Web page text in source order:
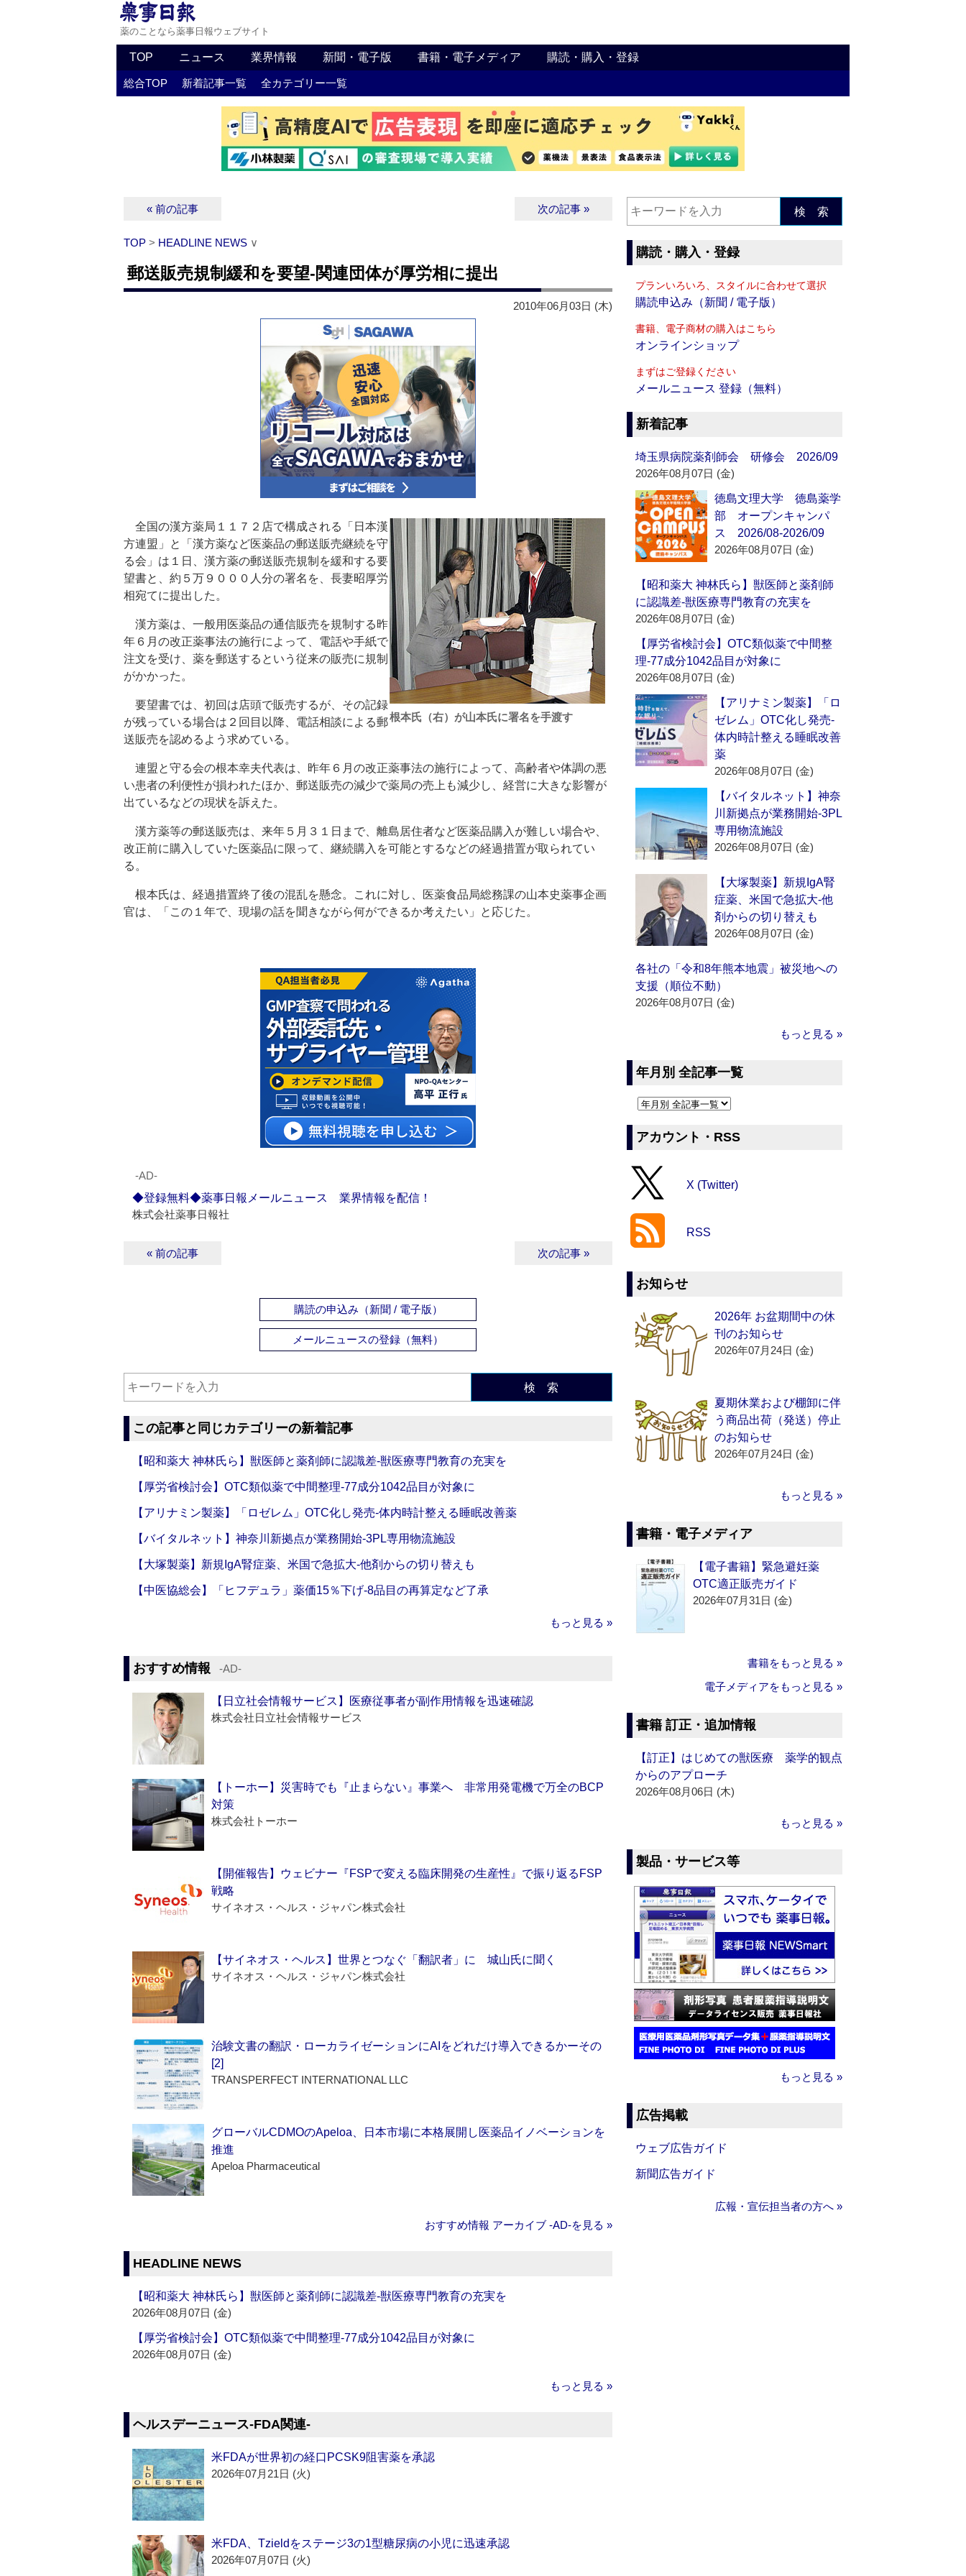
薬のことなら薬事日報ウェブサイト
TOP ニュース 業界情報 新聞・電子版 書籍・電子メディア 購読・購入・登録
総合TOP 新着記事一覧 全カテゴリー一覧
« 前の記事 次の記事 »
TOP > HEADLINE NEWS ∨
郵送販売規制緩和を要望‐関連団体が厚労相に提出
2010年06月03日 (木)
根本氏（右）が山本氏に署名を手渡す
全国の漢方薬局１１７２店で構成される「日本漢
方連盟」と「漢方薬など医薬品の郵送販売継続を守
る会」は１日、漢方薬の郵送販売規制を緩和する要
望書と、約５万９０００人分の署名を、長妻昭厚労
相宛てに提出した。
漢方薬は、一般用医薬品の通信販売を規制する昨
年６月の改正薬事法の施行によって、電話や手紙で
注文を受け、薬を郵送するという従来の販売に規制
がかかった。
要望書では、初回は店頭で販売するが、その記録
が残っている場合は２回目以降、電話相談による郵
送販売を認めるよう求めている。
連盟と守る会の根本幸夫代表は、昨年６月の改正薬事法の施行によって、高齢者や体調の悪
い患者の利便性が損われたほか、郵送販売の減少で薬局の売上も減少し、経営に大きな影響が
出ているなどの現状を訴えた。
漢方薬等の郵送販売は、来年５月３１日まで、離島居住者など医薬品購入が難しい場合や、
改正前に購入していた医薬品に限って、継続購入を可能とするなどの経過措置が取られてい
る。
根本氏は、経過措置終了後の混乱を懸念。これに対し、医薬食品局総務課の山本史薬事企画
官は、「この１年で、現場の話を聞きながら何ができるか考えたい」と応じた。
‐AD‐
◆登録無料◆薬事日報メールニュース 業界情報を配信！
株式会社薬事日報社
« 前の記事 次の記事 »
購読の申込み（新聞 / 電子版）
メールニュースの登録（無料）
検 索
この記事と同じカテゴリーの新着記事
【昭和薬大 神林氏ら】獣医師と薬剤師に認識差‐獣医療専門教育の充実を
【厚労省検討会】OTC類似薬で中間整理‐77成分1042品目が対象に
【アリナミン製薬】「ロゼレム」OTC化し発売‐体内時計整える睡眠改善薬
【バイタルネット】神奈川新拠点が業務開始‐3PL専用物流施設
【大塚製薬】新規IgA腎症薬、米国で急拡大‐他剤からの切り替えも
【中医協総会】「ヒフデュラ」薬価15％下げ‐8品目の再算定など了承
もっと見る »
おすすめ情報 ‐AD‐
【日立社会情報サービス】医療従事者が副作用情報を迅速確認
株式会社日立社会情報サービス
【トーホー】災害時でも『止まらない』事業へ 非常用発電機で万全のBCP
対策
株式会社トーホー
【開催報告】ウェビナー『FSPで変える臨床開発の生産性』で振り返るFSP
戦略
サイネオス・ヘルス・ジャパン株式会社
【サイネオス・ヘルス】世界とつなぐ「翻訳者」に 城山氏に聞く
サイネオス・ヘルス・ジャパン株式会社
治験文書の翻訳・ローカライゼーションにAIをどれだけ導入できるかーその
[2]
TRANSPERFECT INTERNATIONAL LLC
グローバルCDMOのApeloa、日本市場に本格展開し医薬品イノベーションを
推進
Apeloa Pharmaceutical
おすすめ情報 アーカイブ ‐AD‐を見る »
HEADLINE NEWS
【昭和薬大 神林氏ら】獣医師と薬剤師に認識差‐獣医療専門教育の充実を
2026年08月07日 (金)
【厚労省検討会】OTC類似薬で中間整理‐77成分1042品目が対象に
2026年08月07日 (金)
もっと見る »
ヘルスデーニュース‐FDA関連‐
米FDAが世界初の経口PCSK9阻害薬を承認
2026年07月21日 (火)
米FDA、Tzieldをステージ3の1型糖尿病の小児に迅速承認
2026年07月07日 (火)
検 索
購読・購入・登録
プランいろいろ、スタイルに合わせて選択
購読申込み（新聞 / 電子版）
書籍、電子商材の購入はこちら
オンラインショップ
まずはご登録ください
メールニュース 登録（無料）
新着記事
埼玉県病院薬剤師会 研修会 2026/09
2026年08月07日 (金)
徳島文理大学 徳島薬学
部 オープンキャンパ
ス 2026/08-2026/09
2026年08月07日 (金)
【昭和薬大 神林氏ら】獣医師と薬剤師
に認識差‐獣医療専門教育の充実を
2026年08月07日 (金)
【厚労省検討会】OTC類似薬で中間整
理‐77成分1042品目が対象に
2026年08月07日 (金)
【アリナミン製薬】「ロ
ゼレム」OTC化し発売‐
体内時計整える睡眠改善
薬
2026年08月07日 (金)
【バイタルネット】神奈
川新拠点が業務開始‐3PL
専用物流施設
2026年08月07日 (金)
【大塚製薬】新規IgA腎
症薬、米国で急拡大‐他
剤からの切り替えも
2026年08月07日 (金)
各社の「令和8年熊本地震」被災地への
支援（順位不動）
2026年08月07日 (金)
もっと見る »
年月別 全記事一覧
アカウント・RSS
X (Twitter)
RSS
お知らせ
2026年 お盆期間中の休
刊のお知らせ
2026年07月24日 (金)
夏期休業および棚卸に伴
う商品出荷（発送）停止
のお知らせ
2026年07月24日 (金)
もっと見る »
書籍・電子メディア
【電子書籍】緊急避妊薬
OTC適正販売ガイド
2026年07月31日 (金)
書籍をもっと見る »
電子メディアをもっと見る »
書籍 訂正・追加情報
【訂正】はじめての獣医療 薬学的観点
からのアプローチ
2026年08月06日 (木)
もっと見る »
製品・サービス等
もっと見る »
広告掲載
ウェブ広告ガイド
新聞広告ガイド
広報・宣伝担当者の方へ »